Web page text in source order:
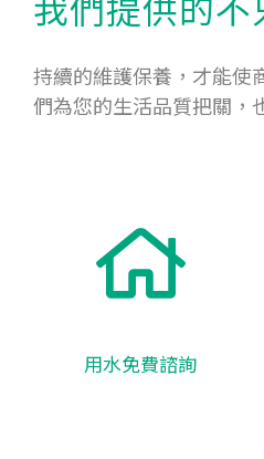
持續的維護保養，才能使
們為您的生活品質把關，
用水免費諮詢